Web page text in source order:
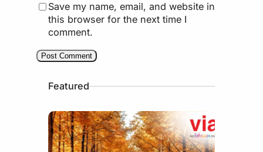
Save my name, email, and website in
this browser for the next time I
comment.
Featured